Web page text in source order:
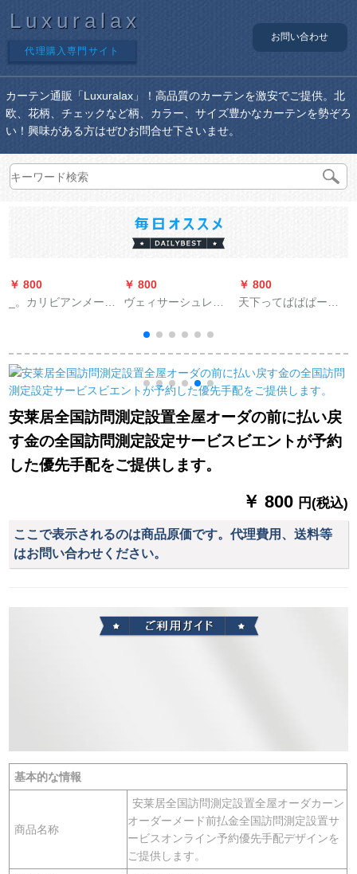
Luxuralax
代理購入専門サイト
お問い合わせ
カーテン通販「Luxuralax」！高品質のカーテンを激安でご提供。北
欧、花柄、チェックなど柄、カラー、サイズ豊かなカーテンを勢ぞろ
い！興味がある方はぜひお問合せ下さいませ。
￥ 800
_。カリビアンメージ
ティンティンカーチ
を発表した消音圏
【打孔加工】【1メト
ールの価格格】は何
メトルの幅ですか？
￥ 800
ヴェィサーシュレル
の部屋にカートント
ン姫の棘身を既製の
カートルニー・ダウ
ダーカー・テーテー
テーン甜心公主オー
ダカーン毎米（何メ
テルで何枚かつまみ
ますか？）
￥ 800
天下ってぱぱぱーっ
地の刺繍糸カスチャ
リング寮ベルン寝室
ベルン既制カーター
テン遮光カーンMT
024绢织物二重层米
黄--(布纱カーテン一
いです。
安莱居全国訪問測定設置全屋オーダの前に払い戻
す金の全国訪問測定設定サービスビエントが予約
した優先手配をご提供します。
￥ 800 円(税込)
ここで表示されるのは商品原価です。代理費用、送料等
はお問い合わせください。
基本的な情報
商品名称
安莱居全国訪問測定設置全屋オーダカーン
オーダーメード前払金全国訪問測定設置サ
ービスオンライン予約優先手配デザインを
ご提供します。